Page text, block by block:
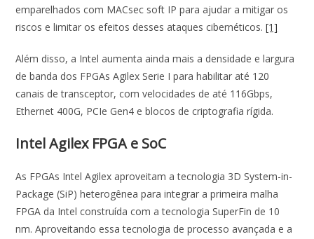
emparelhados com MACsec soft IP para ajudar a mitigar os
riscos e limitar os efeitos desses ataques cibernéticos.[1]
Além disso, a Intel aumenta ainda mais a densidade e largura
de banda dos FPGAs Agilex Serie I para habilitar até 120
canais de transceptor, com velocidades de até 116Gbps,
Ethernet 400G, PCIe Gen4 e blocos de criptografia rígida.
Intel Agilex FPGA e SoC
As FPGAs Intel Agilex aproveitam a tecnologia 3D System-in-
Package (SiP) heterogênea para integrar a primeira malha
FPGA da Intel construída com a tecnologia SuperFin de 10
nm. Aproveitando essa tecnologia de processo avançada e a